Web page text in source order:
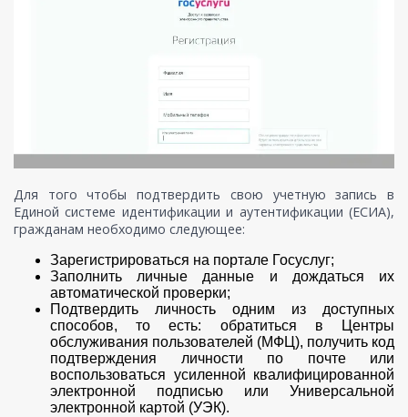
Для того чтобы подтвердить свою учетную запись в
Единой системе идентификации и аутентификации (ЕСИА),
гражданам необходимо следующее:
Зарегистрироваться на портале Госуслуг;
Заполнить личные данные и дождаться их
автоматической проверки;
Подтвердить личность одним из доступных
способов, то есть: обратиться в Центры
обслуживания пользователей (МФЦ), получить код
подтверждения личности по почте или
воспользоваться усиленной квалифицированной
электронной подписью или Универсальной
электронной картой (УЭК).